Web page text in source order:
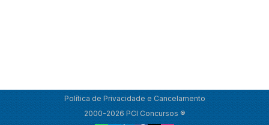
Política de Privacidade e Cancelamento
2000-2026 PCI Concursos ®